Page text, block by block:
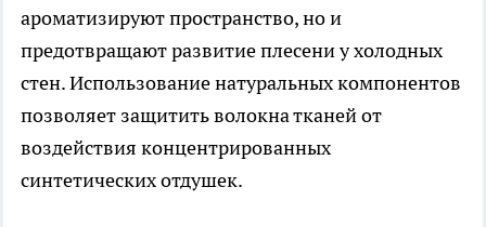
ароматизируют пространство, но и
предотвращают развитие плесени у холодных
стен. Использование натуральных компонентов
позволяет защитить волокна тканей от
воздействия концентрированных
синтетических отдушек.